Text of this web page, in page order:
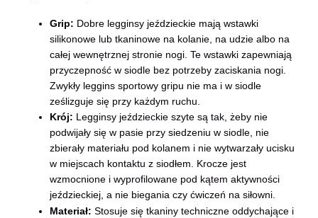
Grip: Dobre legginsy jeździeckie mają wstawki
silikonowe lub tkaninowe na kolanie, na udzie albo na
całej wewnętrznej stronie nogi. Te wstawki zapewniają
przyczepność w siodle bez potrzeby zaciskania nogi.
Zwykły leggins sportowy gripu nie ma i w siodle
ześlizguje się przy każdym ruchu.
Krój: Legginsy jeździeckie szyte są tak, żeby nie
podwijały się w pasie przy siedzeniu w siodle, nie
zbierały materiału pod kolanem i nie wytwarzały ucisku
w miejscach kontaktu z siodłem. Krocze jest
wzmocnione i wyprofilowane pod kątem aktywności
jeździeckiej, a nie biegania czy ćwiczeń na siłowni.
Materiał: Stosuje się tkaniny techniczne oddychające i